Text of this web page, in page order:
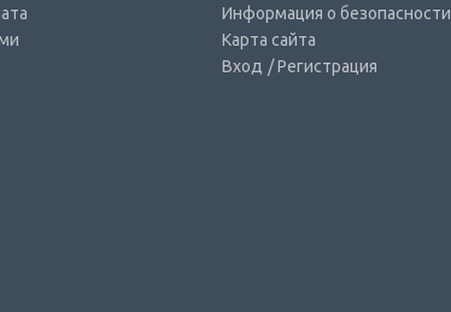
Информация о безопасности
Карта сайта
Вход / Регистрация